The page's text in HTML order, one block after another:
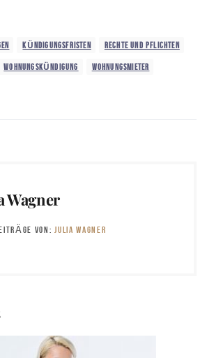
KÜNDIGUNGSFRISTEN RECHTE UND PFLICHTEN
WOHNUNGSKÜNDIGUNG WOHNUNGSMIETER
Wagner
VON: JULIA WAGNER